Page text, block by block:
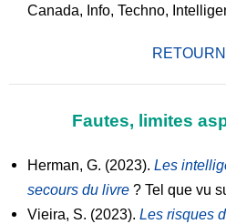
Canada, Info, Techno,
Fautes, limites
Herman, G. (2023). Les
secours du livre ? Tel que vu
Vieira, S. (2023). Les risques